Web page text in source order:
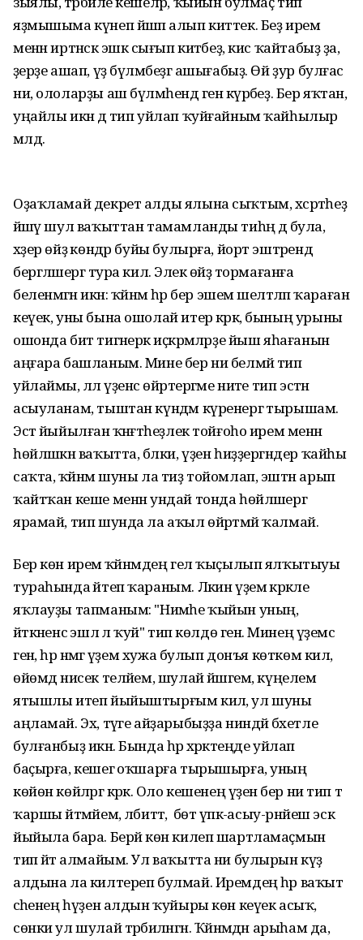
яҙмышыма күнеп йәшәп алып киттек. Беҙ ирем
менән иртәнсәк эшкә сығып китәбеҙ, кис ҡайтабыҙ ҙа,
әҙерҙе ашап, үҙ бүлмәбеҙгә ашығабыҙ. Өй ҙур булғас
ни, ололарҙы аш бүлмәһендә генә күрәбеҙ. Бер яҡтан,
уңайлы икән дә тип уйлап ҡуйғайным ҡайһылыр
мәлдә.
Оҙаҡламай декрет алды ялына сыҡтым, хәсрәтһеҙ
йәшәү шул ваҡыттан тамамланды тиһәң дә була,
хәҙер өйҙә көндәр буйы булырға, йорт эштәрендә
бергәләшергә тура килә. Элек өйҙә тормағанға
беленмәгән икән: ҡәйнәм һәр бер эшемә шелтәләп ҡараған
кеүек, уны бына ошолай итер кәрәк, бының урыны
ошонда бит тигәнерәк иҫкәрмәләрҙе йыш яһағанын
аңғара башланым. Мине бер ни белмәй тип
уйлаймы, әллә үҙенсә өйрәтергәме ниәте тип эстән
асыуланам, тыштан күндәм күренергә тырышам.
Эстә йыйылған ҡәнәғәтһеҙлек тойғоһо ирем менән
һөйләшкән ваҡытта, бәлки, үҙен һиҙҙергәндер ҡайһы
саҡта, ҡәйнәм шуны ла тиҙ тойомлап, эштән арып
ҡайтҡан кеше менән ундай тонда һөйләшергә
ярамай, тип шунда ла аҡыл өйрәтмәй ҡалмай.
Бер көн иремә ҡәйнәмдең гел ҡыҫылып ялҡытыуы
тураһында әйтеп ҡараным. Ләкин үҙемә кәрәкле
яҡлауҙы тапманым: "Нимәһе ҡыйын уның,
әйткәненсә эшлә лә ҡуй" тип көлдө генә. Минең үҙемсә
генә, һәр нәмәгә үҙем хужа булып донъя көткөм килә,
өйөмдә нисек теләйем, шулай йәшәгем, күңелемә
ятышлы итеп йыйыштырғым килә, ул шуны
аңламай. Эх, тәүге айҙарыбыҙҙа ниндәй бәхетле
булғанбыҙ икән. Бында һәр хәрәкәтеңде уйлап
баҫырға, кешегә оҡшарға тырышырға, уның
көйөн көйләргә кәрәк. Оло кешенең үҙенә бер ни тип тә
ҡаршы әйтмәйем, әлбиттә, ә бөтә үпкә-асыу-рәнйеш эскә
йыйыла бара. Берәй көн килеп шартламаҫмын
тип әйтә алмайым. Ул ваҡытта ни булырын күҙ
алдына ла килтереп булмай. Иремдең һәр ваҡыт
әсәһенең һүҙен алдын ҡуйыры көн кеүек асыҡ,
сөнки ул шулай тәрбиәләнгән. Ҡәйнәмдән арыһам да,